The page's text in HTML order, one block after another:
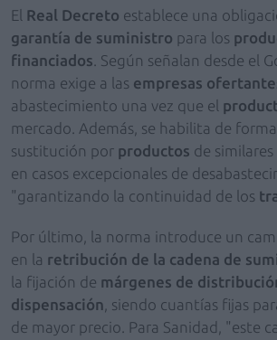
El Real Decreto establece una
garantía de suministro para los
financiados . Según señalan desde el
norma exige a las empresas
abastecimiento una vez que el
mercado. Además, se habilita de
sustitución por productos de
en casos excepcionales de
"garantizando la continuidad de los
Por último, la norma introduce un
en la retribución de la cadena de
la fijación de márgenes de
dispensación , siendo cuantías fijas
de mayor precio. Para Sanidad, "este